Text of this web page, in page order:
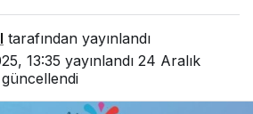
tarafından yayınlandı
13:35 yayınlandı 24 Aralık
güncellendi